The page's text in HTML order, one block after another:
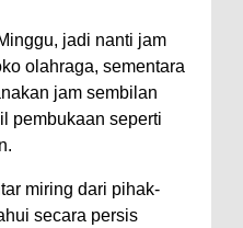
jadi nanti jam
olahraga, sementara
jam sembilan
pembukaan seperti
miring dari pihak-
secara persis